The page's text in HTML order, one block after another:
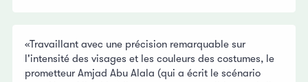
«Travaillant avec une précision remarquable sur
l'intensité des visages et les couleurs des costumes, le
prometteur Amjad Abu Alala (qui a écrit le scénario